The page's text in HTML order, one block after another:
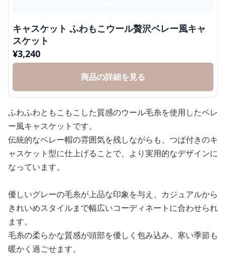
キャスケット ふわもこウール贅沢ベレー風キャ
スケット
¥3,240
商品の詳細を見る
ふわふわともこもこした質感のウール毛糸を使用したベレ
ー風キャスケットです。
伝統的なベレー帽の雰囲気を残しながらも、つば付きのキ
ャスケット型に仕上げることで、より実用的なデザインに
なっています。
優しいグレーの毛糸が上品な印象を与え、カジュアルから
きれいめスタイルまで幅広いコーディネートに合わせられ
ます。
毛糸の柔らかな質感が頭部を優しく包み込み、寒い季節も
暖かく過ごせます。